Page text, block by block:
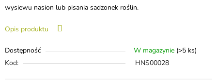
wysiewu nasion lub pisania sadzonek roślin.
Opis produktu
Dostępność W magazynie (>5 ks)
Kod:
HNS00028